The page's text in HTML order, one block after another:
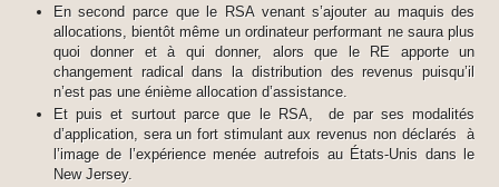
En second parce que le RSA venant s’ajouter au maquis des
allocations, bientôt même un ordinateur performant ne saura plus
quoi donner et à qui donner, alors que le RE apporte un
changement radical dans la distribution des revenus puisqu’il
n’est pas une énième allocation d’assistance.
Et puis et surtout parce que le RSA, de par ses modalités
d’application, sera un fort stimulant aux revenus non déclarés à
l’image de l’expérience menée autrefois au États-Unis dans le
New Jersey.